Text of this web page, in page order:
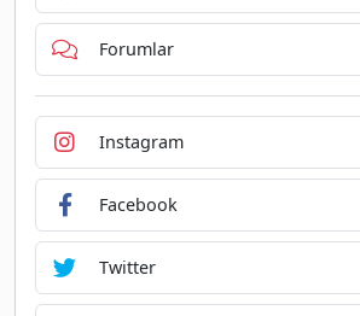
Forumlar
Instagram
Facebook
Twitter